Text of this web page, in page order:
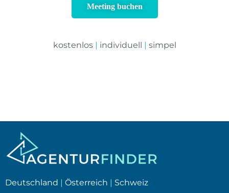
Meeting buchen
kostenlos | individuell | simpel
Deutschland | Österreich | Schweiz